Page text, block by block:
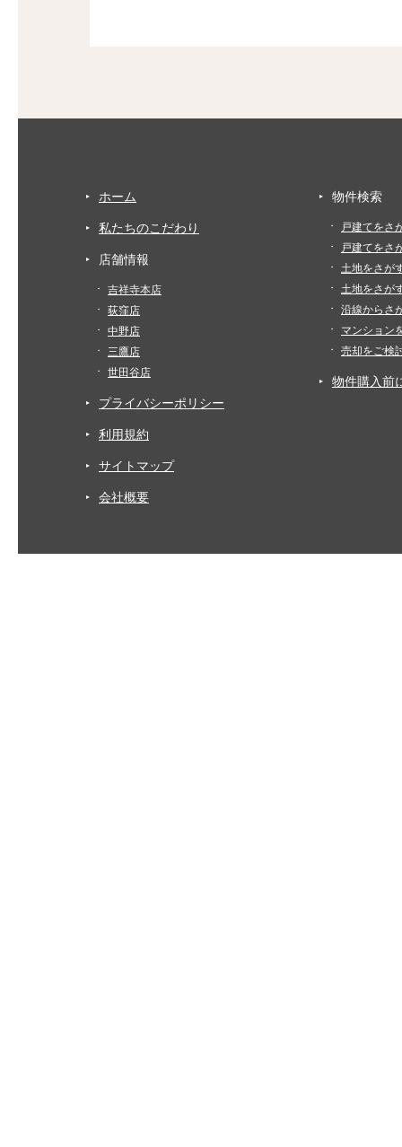
ホーム
私たちのこだわり
店舗情報
吉祥寺本店
荻窪店
中野店
三鷹店
世田谷店
プライバシーポリシー
利用規約
サイトマップ
会社概要
物件検索
戸建てをさ
戸建てをさ
土地をさが
土地をさが
沿線からさ
マンション
売却をご検
物件購入前